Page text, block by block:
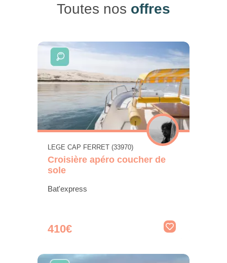
Toutes nos offres
LEGE CAP FERRET (33970)
Croisière apéro coucher de
sole
Bat'express
410€